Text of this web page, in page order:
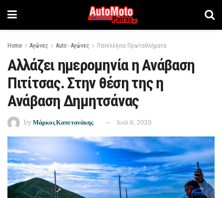
Home Αγώνες Auto - Αγώνες Πανελλήνια Πρωταθλήματα
Αλλάζει ημερομηνία η Ανάβαση
Πιτίτσας. Στην θέση της η
Ανάβαση Δημητσάνας
by Μάρκος Καπετανάκης Ιούλ 6, 2020